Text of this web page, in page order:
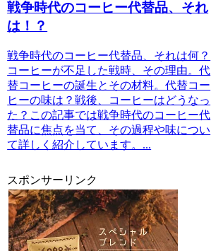
戦争時代のコーヒー代替品、それ
は！？
戦争時代のコーヒー代替品、それは何？
コーヒーが不足した戦時、その理由。代
替コーヒーの誕生とその材料。代替コー
ヒーの味は？戦後、コーヒーはどうなっ
た？この記事では戦争時代のコーヒー代
替品に焦点を当て、その過程や味につい
て詳しく紹介しています。...
スポンサーリンク